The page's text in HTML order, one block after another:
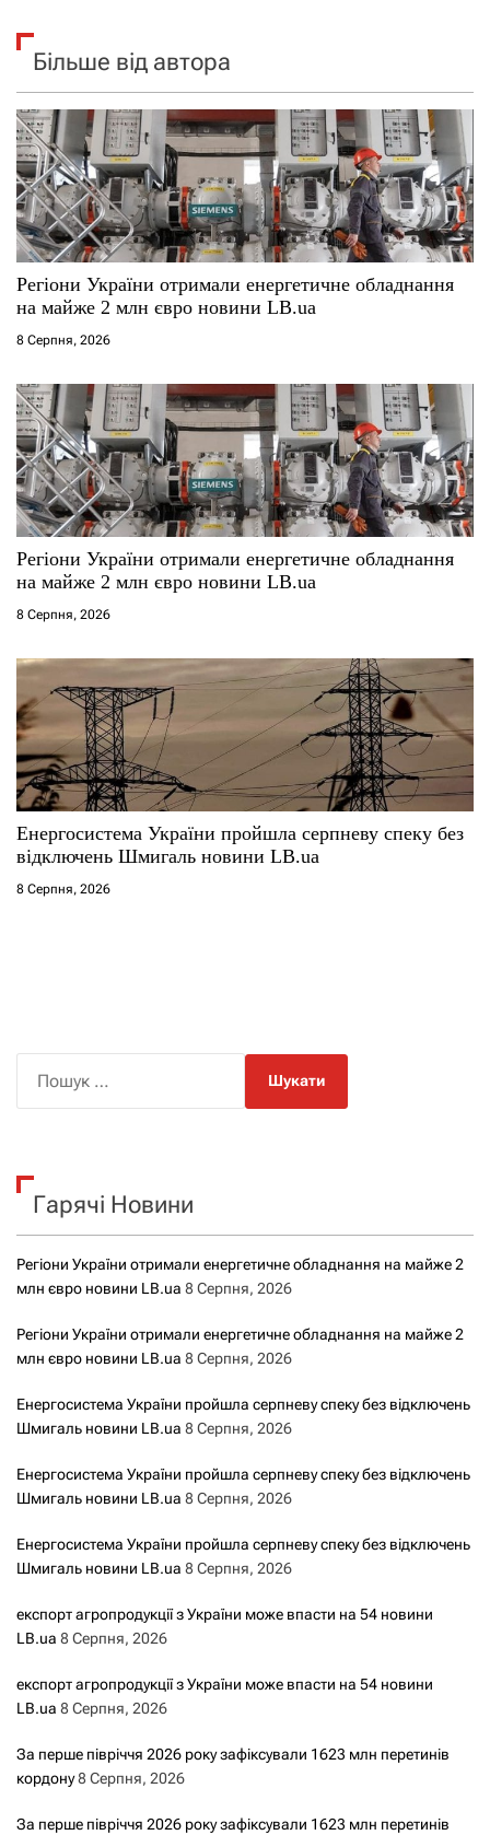
Більше від автора
Регіони України отримали енергетичне обладнання
на майже 2 млн євро новини LB.ua
8 Серпня, 2026
Регіони України отримали енергетичне обладнання
на майже 2 млн євро новини LB.ua
8 Серпня, 2026
Енергосистема України пройшла серпневу спеку без
відключень Шмигаль новини LB.ua
8 Серпня, 2026
к
Гарячі Новини
Регіони України отримали енергетичне обладнання на майже 2
млн євро новини LB.ua 8 Серпня, 2026
Регіони України отримали енергетичне обладнання на майже 2
млн євро новини LB.ua 8 Серпня, 2026
Енергосистема України пройшла серпневу спеку без відключень
Шмигаль новини LB.ua 8 Серпня, 2026
Енергосистема України пройшла серпневу спеку без відключень
Шмигаль новини LB.ua 8 Серпня, 2026
Енергосистема України пройшла серпневу спеку без відключень
Шмигаль новини LB.ua 8 Серпня, 2026
експорт агропродукції з України може впасти на 54 новини
LB.ua 8 Серпня, 2026
експорт агропродукції з України може впасти на 54 новини
LB.ua 8 Серпня, 2026
За перше півріччя 2026 року зафіксували 1623 млн перетинів
кордону8 Серпня, 2026
За перше півріччя 2026 року зафіксували 1623 млн перетинів